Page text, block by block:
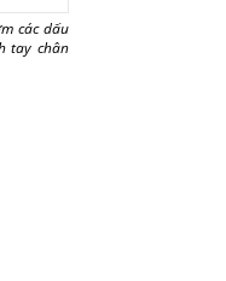
các dấu
tay chân